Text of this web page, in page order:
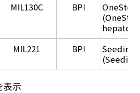
MIL130C BPI
MIL221 BPI
Seeding
表示